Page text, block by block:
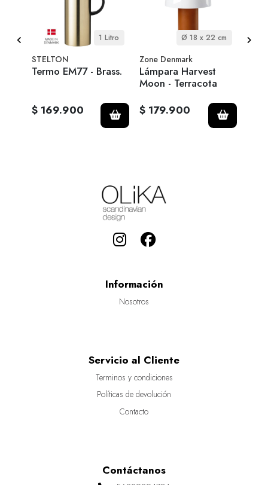
1 Litro
STELTON
Termo EM77 - Brass.
$ 169.900
Ø 18 x 22 cm
Zone Denmark
Lámpara Harvest
Moon - Terracota
$ 179.900
Información
Nosotros
Servicio al Cliente
Terminos y condiciones
Políticas de devolución
Contacto
Contáctanos